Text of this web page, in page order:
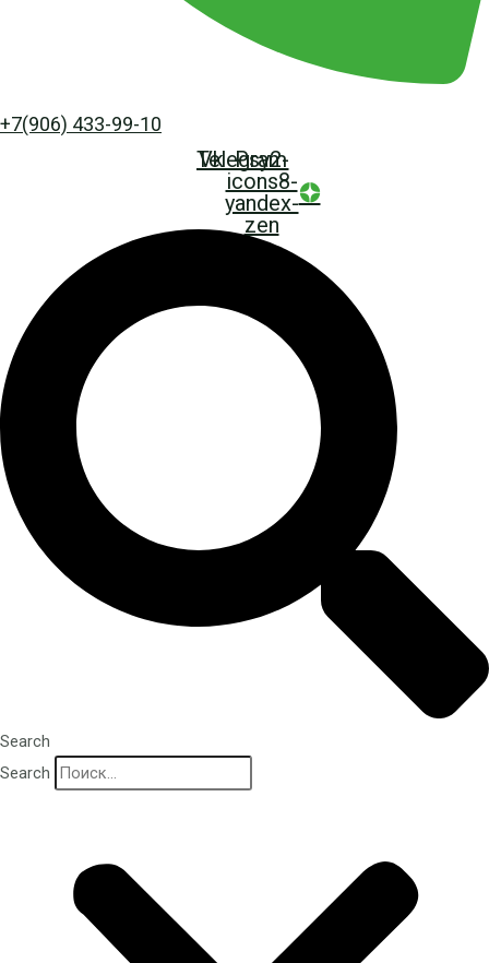
+7(906) 433-99-10
Vk
Telegram
Psy2-
icons8-
yandex-
zen
Search
Search